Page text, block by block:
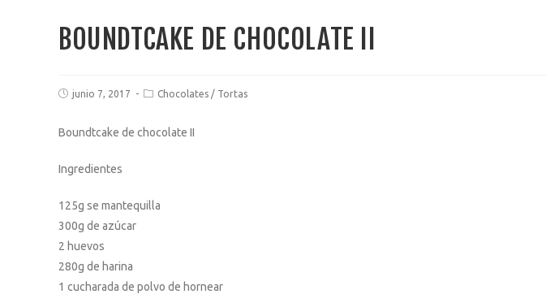
BOUNDTCAKE DE CHOCOLATE II
junio 7, 2017 Chocolates / Tortas
Boundtcake de chocolate II
Ingredientes
125g se mantequilla
300g de azúcar
2 huevos
280g de harina
1 cucharada de polvo de hornear